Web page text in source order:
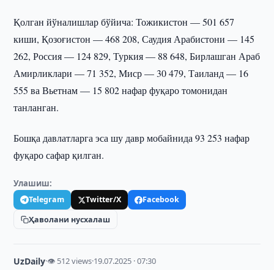
Қолган йўналишлар бўйича: Тожикистон — 501 657
киши, Қозоғистон — 468 208, Саудия Арабистони — 145
262, Россия — 124 829, Туркия — 88 648, Бирлашган Араб
Амирликлари — 71 352, Миср — 30 479, Таиланд — 16
555 ва Вьетнам — 15 802 нафар фуқаро томонидан
танланган.
Бошқа давлатларга эса шу давр мобайнида 93 253 нафар
фуқаро сафар қилган.
Улашиш:
Telegram Twitter/X
Facebook
Ҳаволани нусхалаш
UzDaily·👁 512 views·19.07.2025 · 07:30